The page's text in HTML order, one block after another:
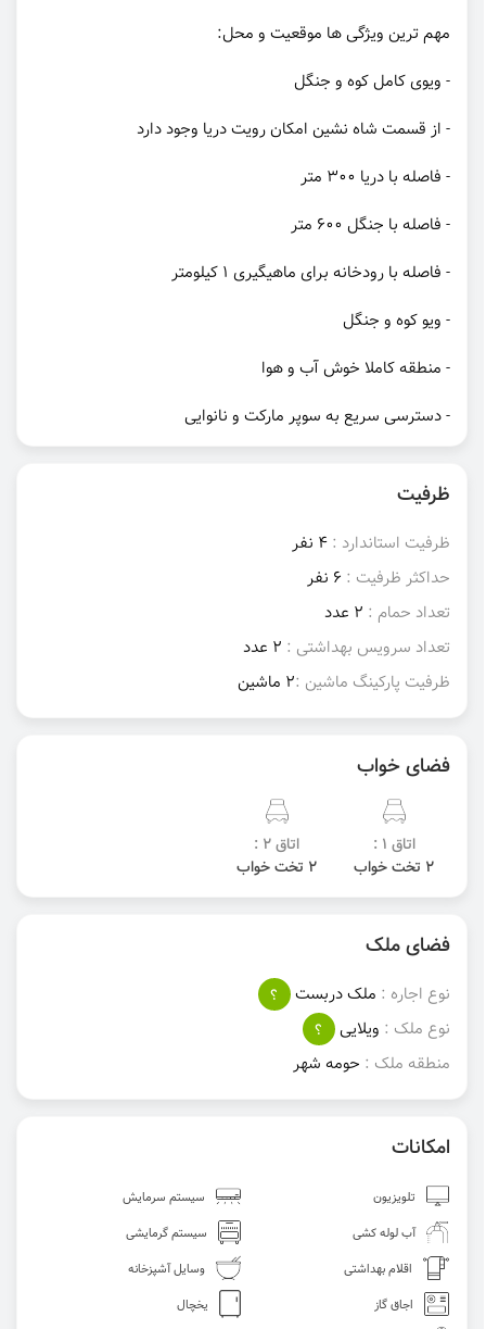
مهم ترین ویژگی ها موقعیت و محل:
- ویوی کامل کوه و جنگل
- از قسمت شاه نشین امکان رویت دریا وجود دارد
- فاصله با دریا ۳۰۰ متر
- فاصله با جنگل ۶۰۰ متر
- فاصله با رودخانه برای ماهیگیری 1 کیلومتر
- ویو کوه و جنگل
- منطقه کاملا خوش آب و هوا
- دسترسی سریع به سوپر مارکت و نانوایی
ظرفیت
ظرفیت استاندارد : 4 نفر
حداکثر ظرفیت : 6 نفر
تعداد حمام : 2 عدد
تعداد سرویس بهداشتی : 2 عدد
ظرفیت پارکینگ ماشین :2 ماشین
فضای خواب
اتاق 1 :
2 تخت خواب
اتاق 2 :
2 تخت خواب
فضای ملک
نوع اجاره : ملک دربست
؟
نوع ملک : ویلایی
؟
منطقه ملک : حومه‌ شهر
امکانات
تلویزیون
سیستم سرمایش
آب لوله کشی
سیستم گرمایشی
اقلام بهداشتی
وسایل آشپزخانه
اجاق گاز
یخچال